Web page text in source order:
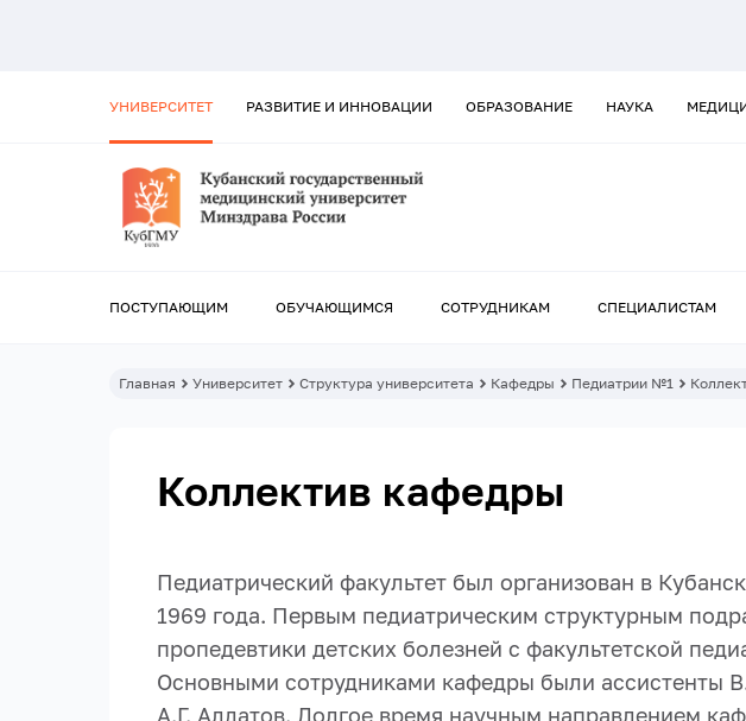
УНИВЕРСИТЕТ РАЗВИТИЕ И ИННОВАЦИИ ОБРАЗОВАНИЕ НАУКА
ПОСТУПАЮЩИМ ОБУЧАЮЩИМСЯ СОТРУДНИКАМ СПЕЦИАЛИСТАМ
Главная Университет Структура университета Кафедры Педиатрии №1
Коллектив кафедры
Педиатрический факультет был организован в
1969 года. Первым педиатрическим структурным
пропедевтики детских болезней с факультетской
Основными сотрудниками кафедры были ассистенты
А.Г. Алдатов. Долгое время научным направлением